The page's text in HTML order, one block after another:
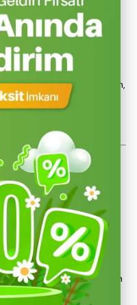
Bir Arada!
ve doğa gezileri
ve pişirme
Bu çok işlevli ürün,
özelliği ile lezzetli
yapısı ve
gibi aktivitelerde pratik
pişirme işlevlerini bir
ısıtma performansı
kontrolü için entegre
ve depolama kolaylığı için
ve aksesuarlar, sobanın